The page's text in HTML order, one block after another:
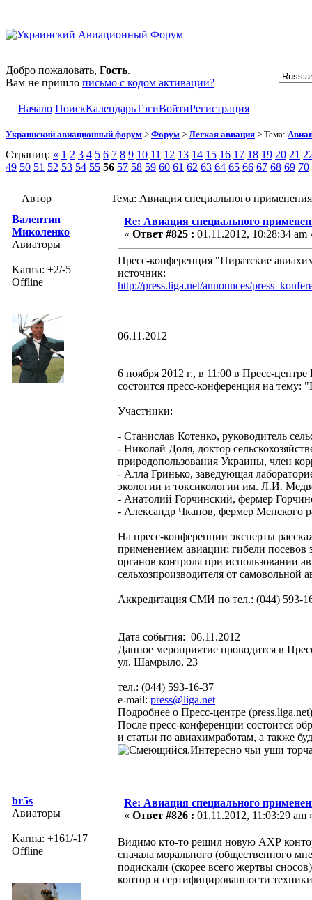
Добро пожаловать, Гость.
Вам не пришло письмо с кодом активации?
Начало ПоискКалендарьТэгиВойтиРегистрация
Украинский авиационный форум > Форум > Легкая авиация > Тема:
Страниц: « 1 2 3 4 5 6 7 8 9 10 11 12 13 14 15 16 17 18 19 20 21
49 50 51 52 53 54 55 56 57 58 59 60 61 62 63 64 65 66 67 68 69 70
Автор
Тема: Авиация специального
Валентин
Миколенко
Авиаторы
Karma: +2/-5
Offline
Re: Авиация специального
« Ответ #825 : 01.11.2012, 10:28:34 am
Пресс-конференция "Пиратские
источник:
http://press.liga.net/announces/
06.11.2012
6 ноября 2012 г., в 11:00 в Пресс-
состоится пресс-конференция на тему:
Участники:
- Станислав Котенко, руководитель
- Николай Доля, доктор
природопользования Украины, член
- Алла Гринько, заведующая
экологии и токсикологии им. Л.И.
- Анатолий Горчинский, фермер
- Александр Чканов, фермер Менского
На пресс-конференции эксперты
применением авиации; гибели посевов
органов контроля при использовании
сельхозпроизводителя от самовольной
Аккредитация СМИ по тел.: (044) 593-
Дата события: 06.11.2012
Данное мероприятие проводится в
ул. Шамрыло, 23
тел.: (044) 593-16-37
e-mail: press@liga.net
Подробнее о Пресс-центре (press.liga.net)
После пресс-конференции состоится
и статьи по авиахимработам, а также
.Интересно чьи уши
br5s
Авиаторы
Karma: +161/-17
Offline
Re: Авиация специального
« Ответ #826 : 01.11.2012, 11:03:29 am
Видимо кто-то решил новую АХР
сначала морального (общественного
подискали (скорее всего жертвы
контор и сертифицированности